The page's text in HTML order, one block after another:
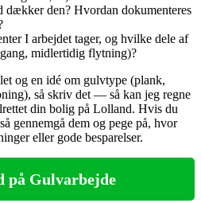
dækker den? Hvordan dokumenteres
I arbejdet tager, og hvilke dele af
midlertidig flytning)?
og en idé om gulvtype (plank,
så skriv det — så kan jeg regne
din bolig på Lolland. Hvis du
gennemgå dem og pege på, hvor
eller gode besparelser.
på Gulvarbejde